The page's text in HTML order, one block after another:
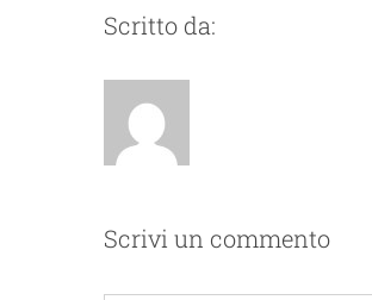
Scritto da:
Scrivi un commento